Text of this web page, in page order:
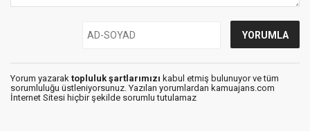
Yorum yazarak topluluk şartlarımızı kabul etmiş bulunuyor ve tüm
sorumluluğu üstleniyorsunuz. Yazılan yorumlardan kamuajans.com
İnternet Sitesi hiçbir şekilde sorumlu tutulamaz